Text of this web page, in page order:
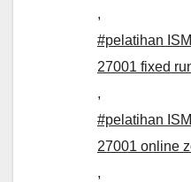
,
#pelatihan
27001 fixed
,
#pelatihan
27001 online
,